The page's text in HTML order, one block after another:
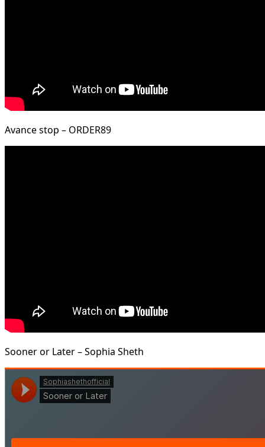
Avance stop – ORDER89
Sooner or Later – Sophia Sheth